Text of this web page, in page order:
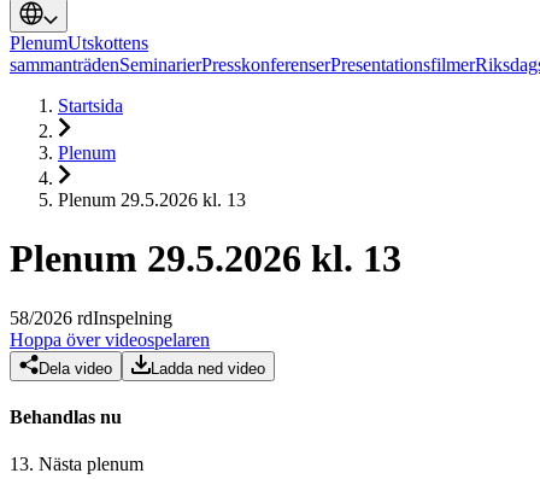
PlenumUtskottens
sammanträdenSeminarierPresskonferenserPresentationsfilmer
Startsida
Plenum
Plenum 29.5.2026 kl. 13
Plenum 29.5.2026 kl. 13
58/2026 rdInspelning
Hoppa över videospelaren
Dela video Ladda ned video
Behandlas nu
13. Nästa plenum